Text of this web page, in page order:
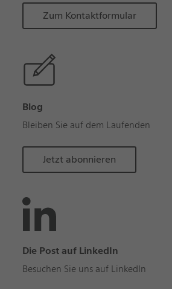
Zum Kontaktformular
Blog
Bleiben Sie auf dem Laufenden
Jetzt abonnieren
Die Post auf LinkedIn
Besuchen Sie uns auf LinkedIn